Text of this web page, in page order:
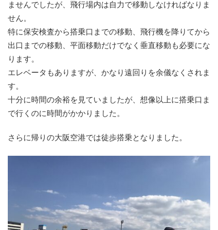
ませんでしたが、飛行場内は自力で移動しなければなりま
せん。
特に保安検査から搭乗口までの移動、飛行機を降りてから
出口までの移動、平面移動だけでなく垂直移動も必要にな
ります。
エレベータもありますが、かなり遠回りを余儀なくされま
す。
十分に時間の余裕を見ていましたが、想像以上に搭乗口ま
で行くのに時間がかかりました。
さらに帰りの大阪空港では徒歩搭乗となりました。